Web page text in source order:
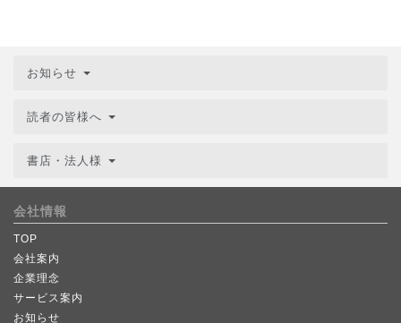
お知らせ
読者の皆様へ
書店・法人様
会社情報
TOP
会社案内
企業理念
サービス案内
お知らせ